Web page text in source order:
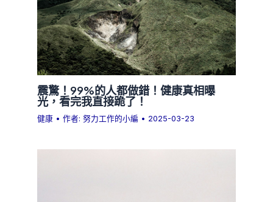
震驚！99%的人都做錯！健康真相曝
光，看完我直接跪了！
健康 • 作者:努力工作的小編 • 2025-03-23